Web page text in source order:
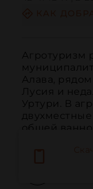
Агротуризм
Алава,
Лусия и
Уртури. В
общей